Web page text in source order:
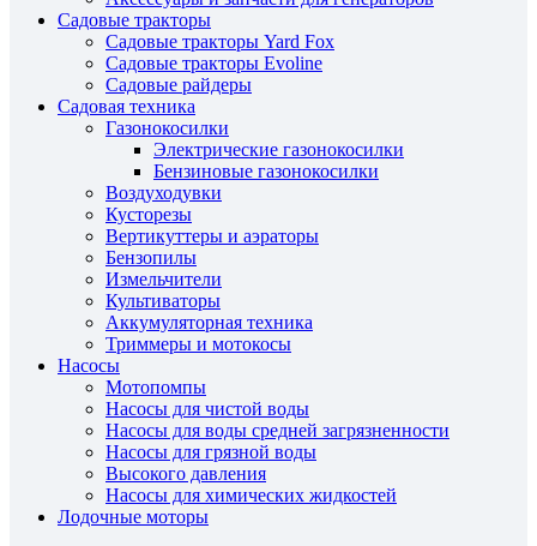
Садовые тракторы
Садовые тракторы Yard Fox
Садовые тракторы Evoline
Садовые райдеры
Садовая техника
Газонокосилки
Электрические газонокосилки
Бензиновые газонокосилки
Воздуходувки
Кусторезы
Вертикуттеры и аэраторы
Бензопилы
Измельчители
Культиваторы
Аккумуляторная техника
Триммеры и мотокосы
Насосы
Мотопомпы
Насосы для чистой воды
Насосы для воды средней загрязненности
Насосы для грязной воды
Высокого давления
Насосы для химических жидкостей
Лодочные моторы